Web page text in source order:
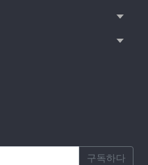
구독하다